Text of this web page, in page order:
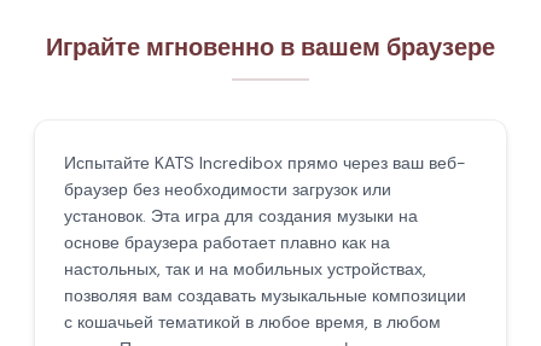
Играйте мгновенно в вашем браузере
Испытайте KATS Incredibox прямо через ваш веб-
браузер без необходимости загрузок или
установок. Эта игра для создания музыки на
основе браузера работает плавно как на
настольных, так и на мобильных устройствах,
позволяя вам создавать музыкальные композиции
с кошачьей тематикой в любое время, в любом